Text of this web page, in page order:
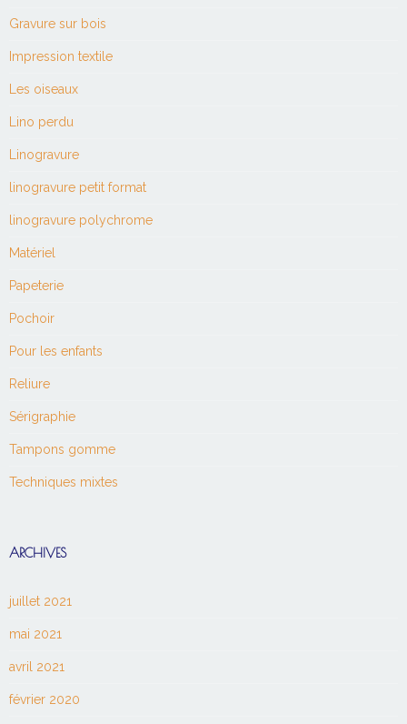
Gravure sur bois
Impression textile
Les oiseaux
Lino perdu
Linogravure
linogravure petit format
linogravure polychrome
Matériel
Papeterie
Pochoir
Pour les enfants
Reliure
Sérigraphie
Tampons gomme
Techniques mixtes
ARCHIVES
juillet 2021
mai 2021
avril 2021
février 2020